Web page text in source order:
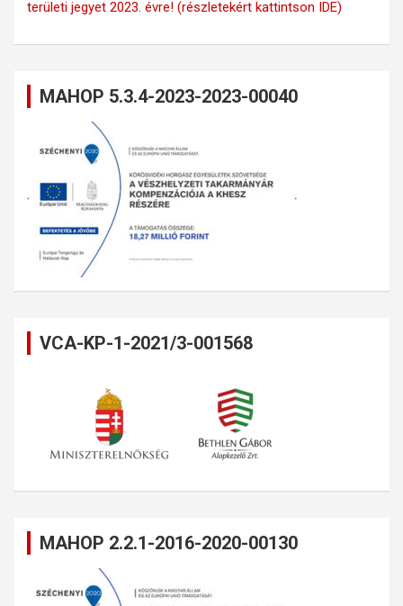
területi jegyet 2023. évre! (részletekért kattintson IDE)
MAHOP 5.3.4-2023-2023-00040
VCA-KP-1-2021/3-001568
MAHOP 2.2.1-2016-2020-00130